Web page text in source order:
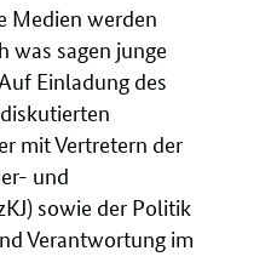
Medien werden
sagen junge
Einladung des
mit Vertretern der
und
sowie der Politik
Verantwortung im